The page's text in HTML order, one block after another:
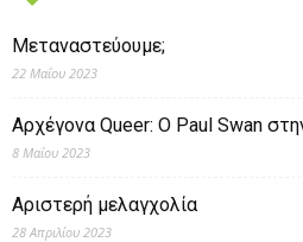
Μεταναστεύουμε;
22 Μαΐου 2023
Αρχέγονα Queer: O Paul Swan
8 Μαΐου 2023
Αριστερή μελαγχολία
28 Απριλίου 2023